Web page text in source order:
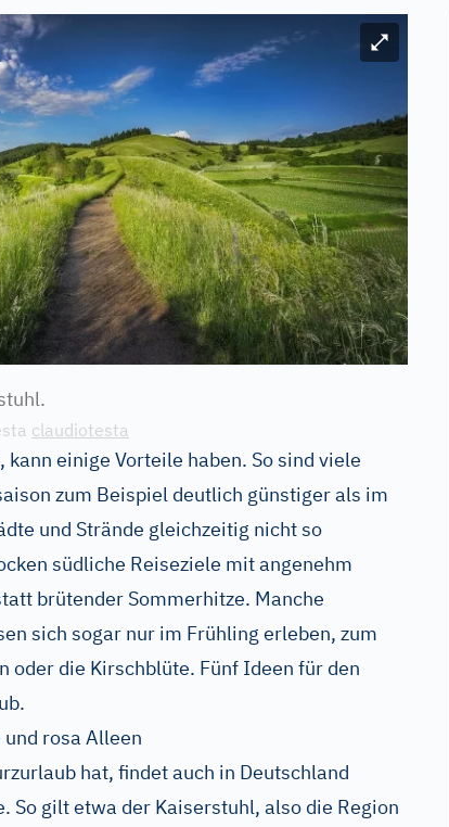
Bild
claudiotesta
einige Vorteile haben. So sind viele
zum Beispiel deutlich günstiger als im
und Strände gleichzeitig nicht so
südliche Reiseziele mit angenehm
brütender Sommerhitze. Manche
sich sogar nur im Frühling erleben, zum
oder die Kirschblüte. Fünf Ideen für den
rosa Alleen
hat, findet auch in Deutschland
So gilt etwa der Kaiserstuhl, also die Region